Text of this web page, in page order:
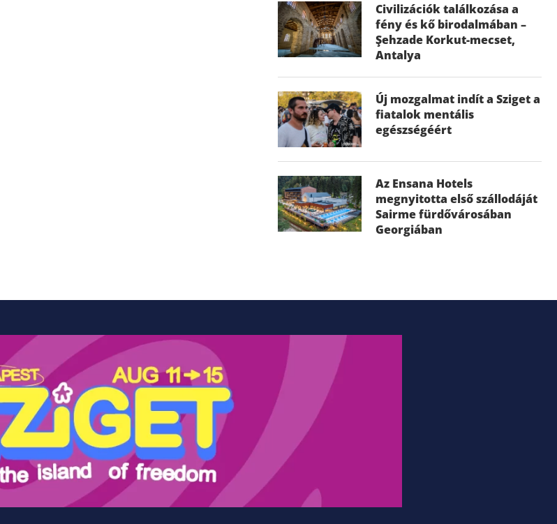
Civilizációk találkozása a
fény és kő birodalmában –
Şehzade Korkut-mecset,
Antalya
Új mozgalmat indít a Sziget a
fiatalok mentális
egészségéért
Az Ensana Hotels
megnyitotta első szállodáját
Sairme fürdővárosában
Georgiában